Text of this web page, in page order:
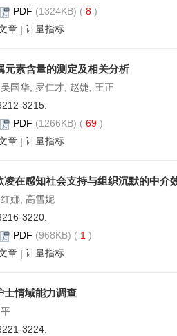
PDF (1324KB) ( 8 )
章 | 计量指标
元素含量的测定及相关分析
国华, 罗仁才, 赵婕, 王正
3215.
PDF (1266KB) ( 69 )
章 | 计量指标
凌在感知社会支持与组织沉默的中介
娜, 高雪妮
3220.
PDF (968KB) ( 1 )
章 | 计量指标
士情域能力调查
3224.